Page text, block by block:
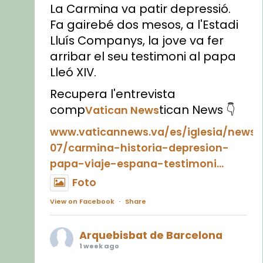
La Carmina va patir depressió.
Fa gairebé dos mesos, a l'Estadi
Lluís Companys, la jove va fer
arribar el seu testimoni al papa
Lleó XIV.
Recupera l'entrevista
compVatican Newstican News 👇
www.vaticannews.va/es/iglesia/news/
07/carmina-historia-depresion-
papa-viaje-espana-testimoni...
Foto
View on Facebook · Share
Arquebisbat de Barcelona
1 week ago